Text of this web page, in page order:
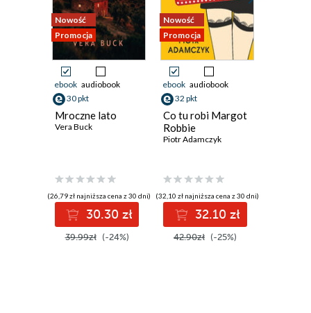
Rozdział 7
Rozdział 8
Rozdział 9
Rozdział 10
Rozdział 11
Rozdział 14
Rozdział 15
Rozdział 16
Nowość
Promocja
ebook audiobook
30 pkt
Mroczne lato
Vera Buck
(26,79 zł najniższa cena z 30 dni)
30.30 zł
39.99zł (-24%)
Nowość
Promocja
ebook audiobook
32 pkt
Co tu robi Margot
Robbie
Piotr Adamczyk
(32,10 zł najniższa cena z 30 dni)
32.10 zł
42.90zł (-25%)